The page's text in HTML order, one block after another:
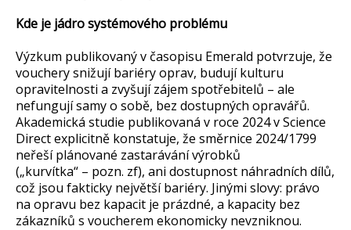
Kde je jádro systémového problému
Výzkum publikovaný v časopisu Emerald potvrzuje, že
vouchery snižují bariéry oprav, budují kulturu
opravitelnosti a zvyšují zájem spotřebitelů – ale
nefungují samy o sobě, bez dostupných opravářů.
Akademická studie publikovaná v roce 2024 v Science
Direct explicitně konstatuje, že směrnice 2024/1799
neřeší plánované zastarávání výrobků
(„kurvítka“ – pozn. zf), ani dostupnost náhradních dílů,
což jsou fakticky největší bariéry. Jinými slovy: právo
na opravu bez kapacit je prázdné, a kapacity bez
zákazníků s voucherem ekonomicky nevzniknou.